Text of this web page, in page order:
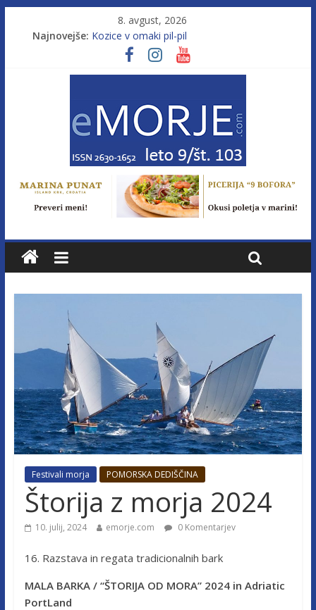
8. avgust, 2026
Najnovejše: Kozice v omaki pil-pil
Leto 9, št. 103; Licenca brez morja
Od morja do gorja 11
Festivali morja POMORSKA DEDIŠČINA
Štorija z morja 2024
10. julij, 2024 emorje.com 0 Komentarjev
16. Razstava in regata tradicionalnih bark
MALA BARKA / “ŠTORIJA OD MORA” 2024 in Adriatic
PortLand